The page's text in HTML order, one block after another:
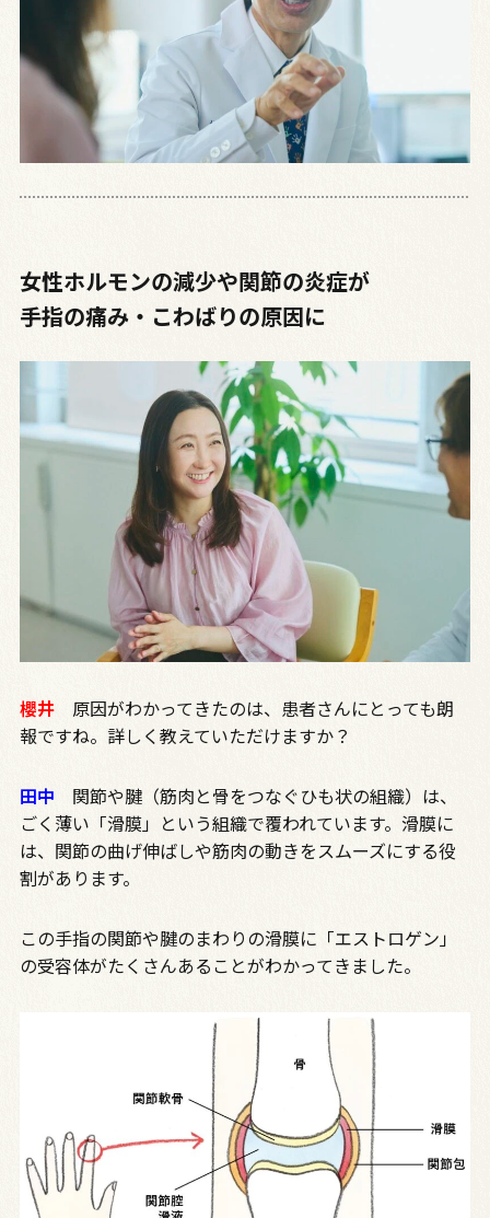
女性ホルモンの減少や関節の炎症が
手指の痛み・こわばりの原因に
櫻井原因がわかってきたのは、患者さんにとっても朗
報ですね。詳しく教えていただけますか？
田中 関節や腱（筋肉と骨をつなぐひも状の組織）は、
ごく薄い「滑膜」という組織で覆われています。滑膜に
は、関節の曲げ伸ばしや筋肉の動きをスムーズにする役
割があります。
この手指の関節や腱のまわりの滑膜に「エストロゲン」
の受容体がたくさんあることがわかってきました。